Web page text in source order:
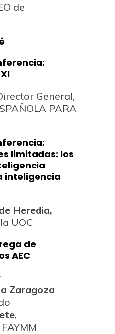
de
General,
PARA
limitadas: los
inteligencia
Heredia,
UOC
de
AEC
Zaragoza
,